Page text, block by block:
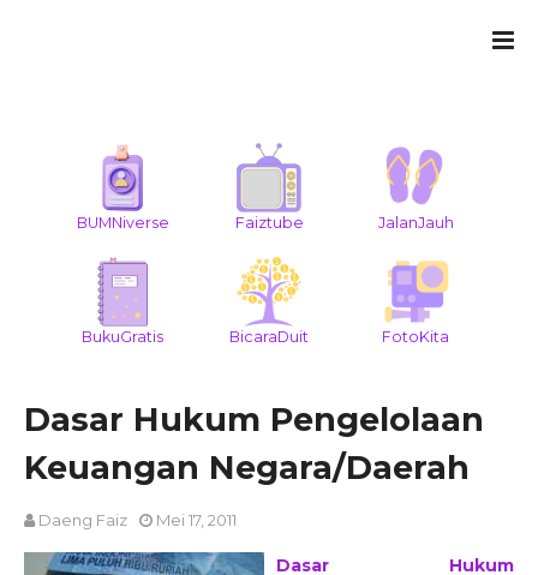
BUMNiverse Faiztube JalanJauh
BukuGratis BicaraDuit FotoKita
Dasar Hukum Pengelolaan
Keuangan Negara/Daerah
Daeng Faiz Mei 17, 2011
Dasar Hukum